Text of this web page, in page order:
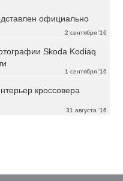
2 сентября '16
официально
1 сентября '16
Skoda Kodiaq
31 августа '16
кроссовера